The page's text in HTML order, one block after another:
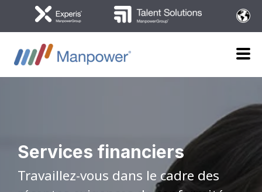
Services financiers
Travaillez-vous dans le cadre des